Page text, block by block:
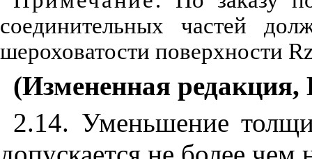
соединительных частей
шероховатости поверхности
(Измененная
2.14. Уменьшение